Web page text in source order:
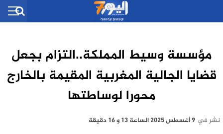
مؤسسة وسيط المملكة..التزام بجعل
قضايا الجالية المغربية المقيمة بالخارج
محورا لوساطتها
نشر في 9 أغسطس 2025 الساعة 13 و 16 دقيقة